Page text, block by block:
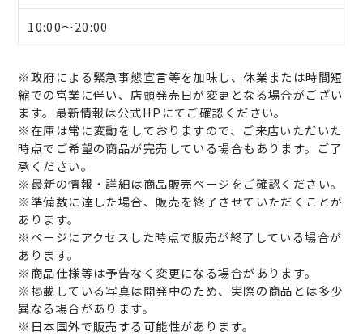
10:00～20:00
※政府による緊急事態宣言等を加味し、休業または時間短
縮での営業に伴い、店頭発売日が変更となる場合がござい
ます。最新情報は公式HPにてご確認ください。
※在庫は常に変動をしておりますので、ご来店いただいた
時点でご希望の商品が完売している場合もあります。ご了
承ください。
※最新の情報・詳細は商品販売ページをご確認ください。
※準備数に達した場合、販売を終了させていただくことが
あります。
※ページにアクセスした時点で販売が終了している場合が
あります。
※商品仕様等は予告なく変更になる場合があります。
※掲載している写真は開発中のため、実際の商品とは多少
異なる場合があります。
※日本国外で販売する可能性があります。